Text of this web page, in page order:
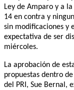
Ley de Amparo y a
14 en contra y
sin modificaciones y
expectativa de ser
miércoles.
La aprobación de
propuestas dentro
del PRI, Sue Bernal,